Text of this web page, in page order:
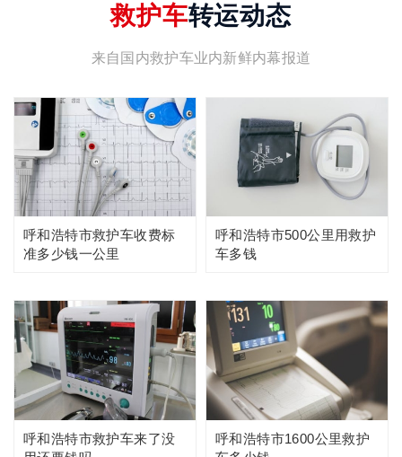
救护车转运动态
来自国内救护车业内新鲜内幕报道
呼和浩特市救护车收费标
准多少钱一公里
呼和浩特市500公里用救护
车多钱
呼和浩特市救护车来了没
呼和浩特市1600公里救护